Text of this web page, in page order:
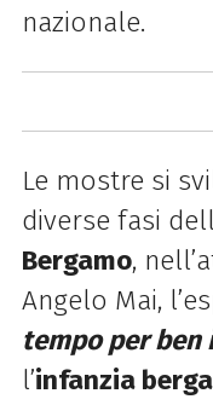
nazionale.
Le mostre si
diverse fasi
Bergamo,
Angelo Mai,
tempo per ben
l’infanzia